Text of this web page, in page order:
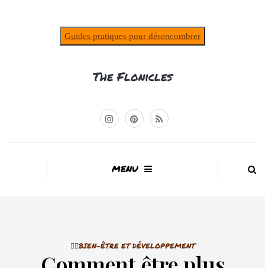
Guides pratiques pour désencombrer
The Flonicles
MENU
🤸‍♀️BIEN-ÊTRE ET DÉVELOPPEMENT